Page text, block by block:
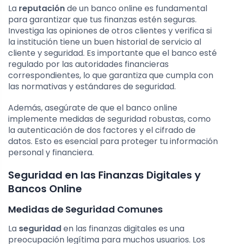
La reputaciónde un banco online es fundamental
para garantizar que tus finanzas estén seguras.
Investiga las opiniones de otros clientes y verifica si
la institución tiene un buen historial de servicio al
cliente y seguridad. Es importante que el banco esté
regulado por las autoridades financieras
correspondientes, lo que garantiza que cumpla con
las normativas y estándares de seguridad.
Además, asegúrate de que el banco online
implemente medidas de seguridad robustas, como
la autenticación de dos factores y el cifrado de
datos. Esto es esencial para proteger tu información
personal y financiera.
Seguridad en las Finanzas Digitales y
Bancos Online
Medidas de Seguridad Comunes
La seguridaden las finanzas digitales es una
preocupación legítima para muchos usuarios. Los